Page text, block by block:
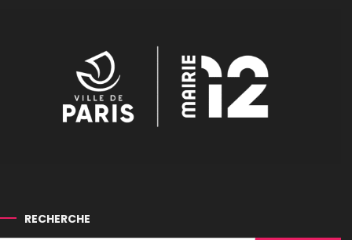
RECHERCHE